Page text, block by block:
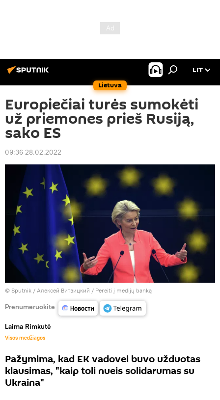
Lietuva
LIT
Europiečiai turės sumokėti
už priemones prieš Rusiją,
sako ES
09:36 28.02.2022
© Sputnik / Алексей Витвицкий / Pereiti į medijų banką
Prenumeruokite
Laima Rimkutė
Visos medžiagos
Pažymima, kad EK vadovei buvo užduotas
klausimas, "kaip toli nueis solidarumas su
Ukraina"